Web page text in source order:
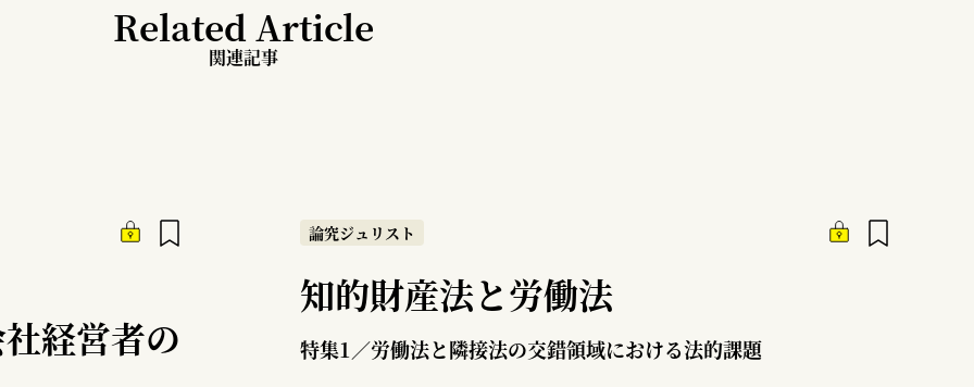
Related Article
関連記事
経営者の
論究ジュリスト
知的財産法と労働法
特集1／労働法と隣接法の交錯領域における法的課題